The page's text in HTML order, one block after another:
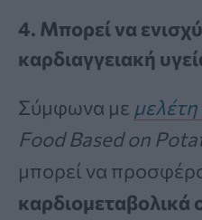
4. Μπορεί να
καρδιαγγειακή
Σύμφωνα με
Food Based on
μπορεί να
καρδιομεταβολικά